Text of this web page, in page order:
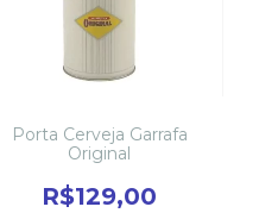
Porta Cerveja Garrafa
Original
R$129,00